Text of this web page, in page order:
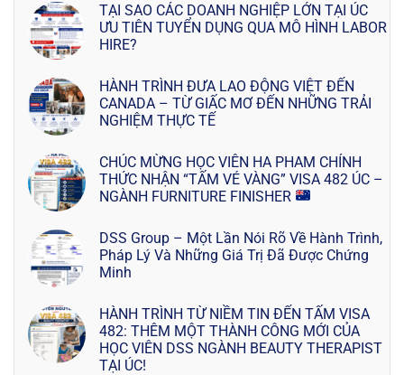
TẠI SAO CÁC DOANH NGHIỆP LỚN TẠI ÚC
ƯU TIÊN TUYỂN DỤNG QUA MÔ HÌNH LABOR
HIRE?
HÀNH TRÌNH ĐƯA LAO ĐỘNG VIỆT ĐẾN
CANADA – TỪ GIẤC MƠ ĐẾN NHỮNG TRẢI
NGHIỆM THỰC TẾ
CHÚC MỪNG HỌC VIÊN HA PHAM CHÍNH
THỨC NHẬN “TẤM VÉ VÀNG” VISA 482 ÚC –
NGÀNH FURNITURE FINISHER
DSS Group – Một Lần Nói Rõ Về Hành Trình,
Pháp Lý Và Những Giá Trị Đã Được Chứng
Minh
HÀNH TRÌNH TỪ NIỀM TIN ĐẾN TẤM VISA
482: THÊM MỘT THÀNH CÔNG MỚI CỦA
HỌC VIÊN DSS NGÀNH BEAUTY THERAPIST
TẠI ÚC!